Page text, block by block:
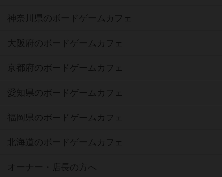
神奈川県のボードゲームカフェ
大阪府のボードゲームカフェ
京都府のボードゲームカフェ
愛知県のボードゲームカフェ
福岡県のボードゲームカフェ
北海道のボードゲームカフェ
オーナー・店長の方へ